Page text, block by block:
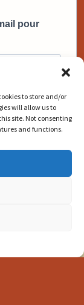
to store and/or
will allow us to
site. Not consenting
and functions.
pour
de votre